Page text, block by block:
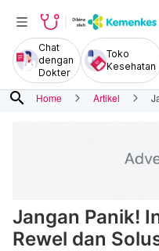
Chat
dengan
Dokter
Toko
Kesehatan
search Home Artikel
Jangan Panik!
Rewel dan